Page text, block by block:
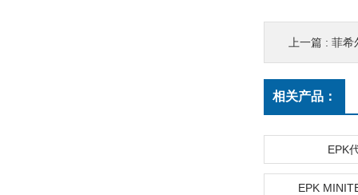
上一篇 : 菲希
相关产品：
EPK
EPK